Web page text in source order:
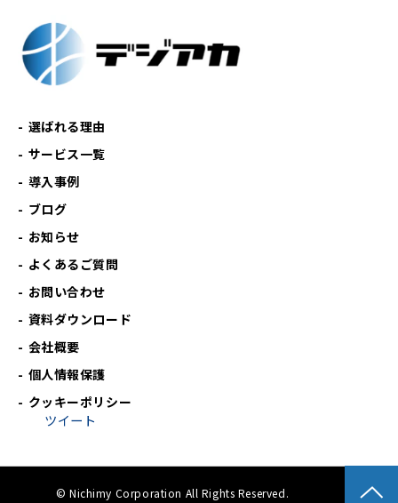
選ばれる理由
サービス一覧
導入事例
ブログ
お知らせ
よくあるご質問
お問い合わせ
資料ダウンロード
会社概要
個人情報保護
クッキーポリシー
ツイート
© Nichimy Corporation All Rights Reserved.